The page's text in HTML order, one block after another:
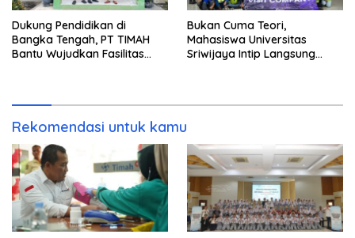
Dukung Pendidikan di
Bangka Tengah, PT TIMAH
Bantu Wujudkan Fasilitas
Bukan Cuma Teori,
Mahasiswa Universitas
Sriwijaya Intip Langsung
Rekomendasi untuk kamu